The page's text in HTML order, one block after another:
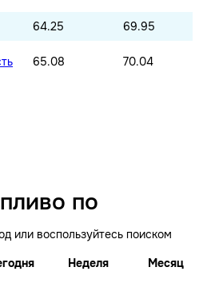
64.25 69.95
65.08 70.04
по
или воспользуйтесь поиском
Неделя Месяц